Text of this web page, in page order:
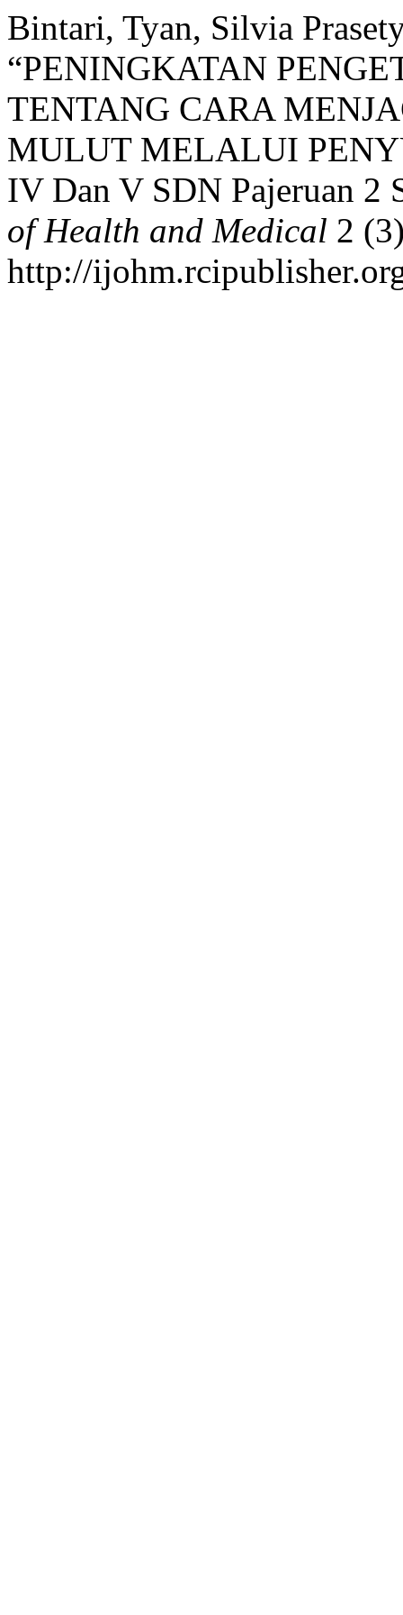
Bintari, Tyan, Silvia
“PENINGKATAN
TENTANG CARA
MULUT MELALUI
IV Dan V SDN Pajeruan 2
of Health and Medical 2
http://